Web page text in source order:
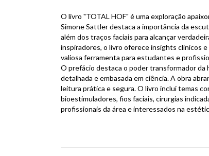
O livro "TOTAL HOF" é uma exploração
Simone Sattler destaca a importância da
além dos traços faciais para alcançar
inspiradores, o livro oferece insights clínicos
valiosa ferramenta para estudantes e
O prefácio destaca o poder transformador da
detalhada e embasada em ciência. A obra
leitura prática e segura. O livro inclui temas
bioestimuladores, fios faciais, cirurgias
profissionais da área e interessados na